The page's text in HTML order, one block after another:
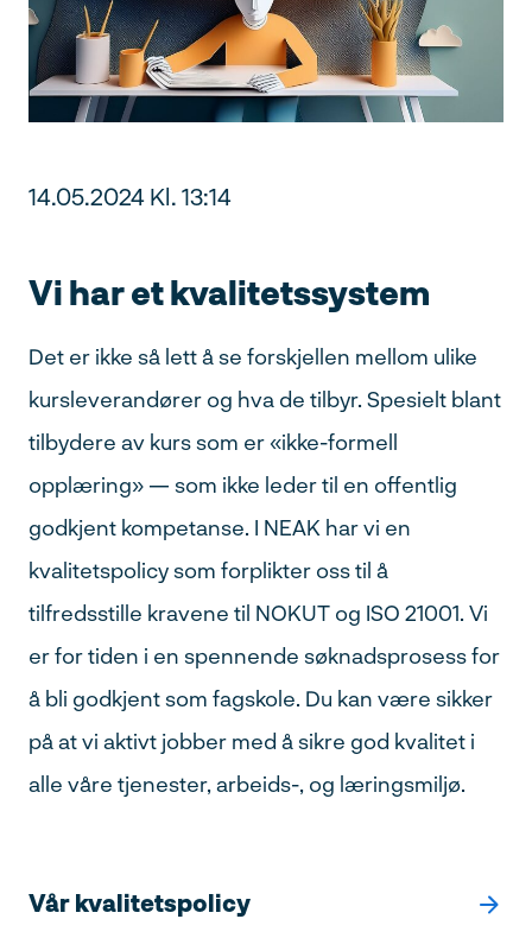
14.05.2024 Kl. 13:14
Vi har et kvalitetssystem
Det er ikke så lett å se forskjellen mellom ulike
kursleverandører og hva de tilbyr. Spesielt blant
tilbydere av kurs som er «ikke-formell
opplæring» — som ikke leder til en offentlig
godkjent kompetanse. I NEAK har vi en
kvalitetspolicy som forplikter oss til å
tilfredsstille kravene til NOKUT og ISO 21001. Vi
er for tiden i en spennende søknadsprosess for
å bli godkjent som fagskole. Du kan være sikker
på at vi aktivt jobber med å sikre god kvalitet i
alle våre tjenester, arbeids-, og læringsmiljø.
Vår kvalitetspolicy